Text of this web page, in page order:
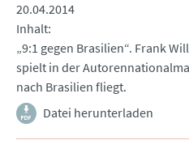
20.04.2014
Inhalt
„9:1 gegen Brasilien“. Frank
spielt in der
nach Brasilien fliegt.
Datei herunterladen